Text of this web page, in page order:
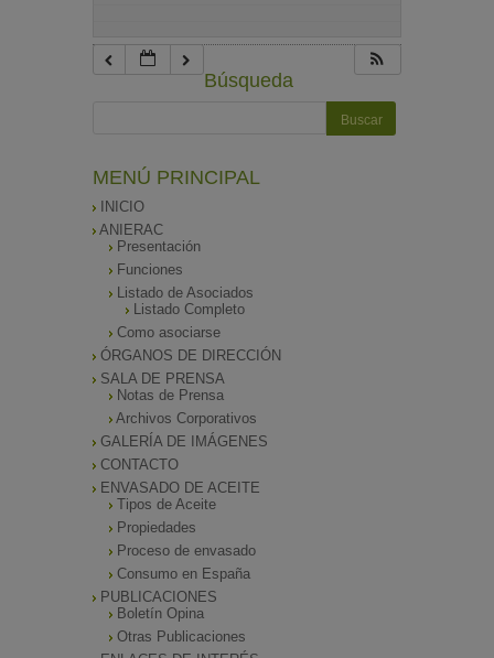
Búsqueda
MENÚ PRINCIPAL
INICIO
ANIERAC
Presentación
Funciones
Listado de Asociados
Listado Completo
Como asociarse
ÓRGANOS DE DIRECCIÓN
SALA DE PRENSA
Notas de Prensa
Archivos Corporativos
GALERÍA DE IMÁGENES
CONTACTO
ENVASADO DE ACEITE
Tipos de Aceite
Propiedades
Proceso de envasado
Consumo en España
PUBLICACIONES
Boletín Opina
Otras Publicaciones